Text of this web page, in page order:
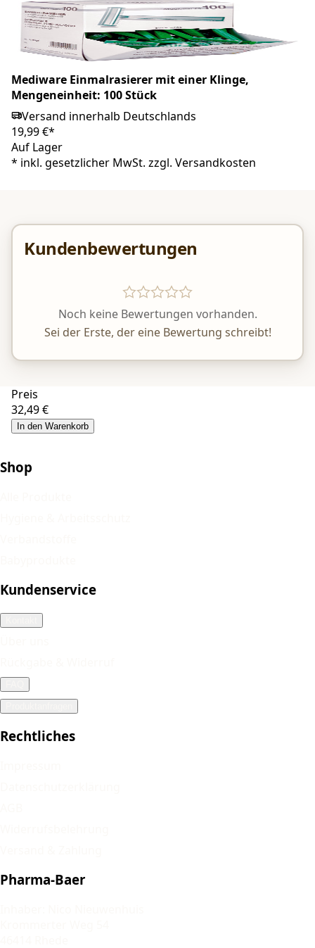
Mediware Einmalrasierer mit einer Klinge,
Mengeneinheit: 100 Stück
Versand innerhalb Deutschlands
19,99 €*
Auf Lager
* inkl. gesetzlicher MwSt. zzgl. Versandkosten
Kundenbewertungen
Noch keine Bewertungen vorhanden.
Sei der Erste, der eine Bewertung schreibt!
Preis
32,49 €
In den Warenkorb
Shop
Kundenservice
Rechtliches
Pharma-Baer